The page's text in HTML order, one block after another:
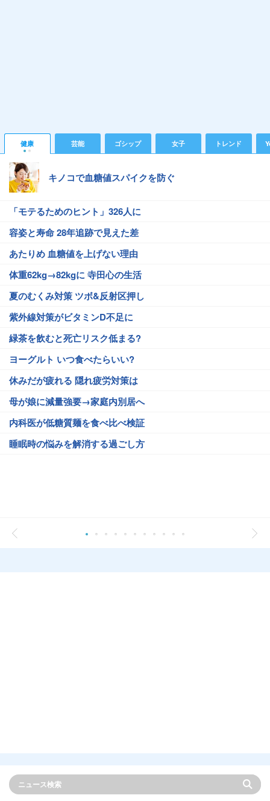
健康 芸能 ゴシップ 女子 トレンド
キノコで血糖値スパイクを防ぐ
「モテるためのヒント」326人に
容姿と寿命 28年追跡で見えた差
あたりめ 血糖値を上げない理由
体重62kg→82kgに 寺田心の生活
夏のむくみ対策 ツボ&反射区押し
紫外線対策がビタミンD不足に
緑茶を飲むと死亡リスク低まる?
ヨーグルト いつ食べたらいい?
休みだが疲れる 隠れ疲労対策は
母が娘に減量強要→家庭内別居へ
内科医が低糖質麺を食べ比べ検証
睡眠時の悩みを解消する過ごし方